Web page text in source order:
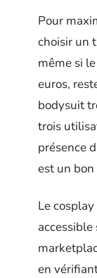
Pour
choisir un
même si
euros,
bodysuit
trois
présence
est un
Le
en